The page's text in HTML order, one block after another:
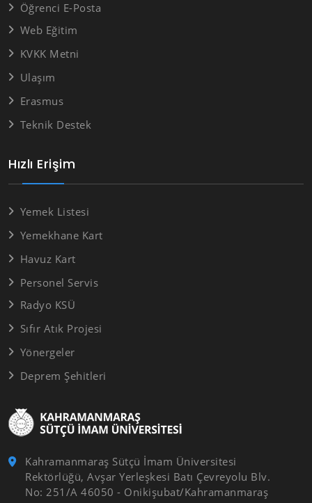
Kahramanmaraş Sütçü İmam Üniversitesi
Rektörlüğü, Avşar Yerleşkesi Batı Çevreyolu Blv.
No: 251/A 46050 - Onikişubat/Kahramanmaraş
Hızlı Erişim
Yemek Listesi
Yemekhane Kart
Havuz Kart
Personel Servis
Radyo KSÜ
Sıfır Atık Projesi
Yönergeler
Deprem Şehitleri
Öğrenci E-Posta
Web Eğitim
KVKK Metni
Ulaşım
Erasmus
Teknik Destek